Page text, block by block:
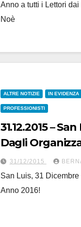
Anno a tutti i Lettori dai
Noè
ALTRE NOTIZIE IN EVIDENZA
PROFESSIONISTI
31.12.2015 –
Dagli
Luis, Buon
31/12/2015
San Luis, 31
Anno 2016!